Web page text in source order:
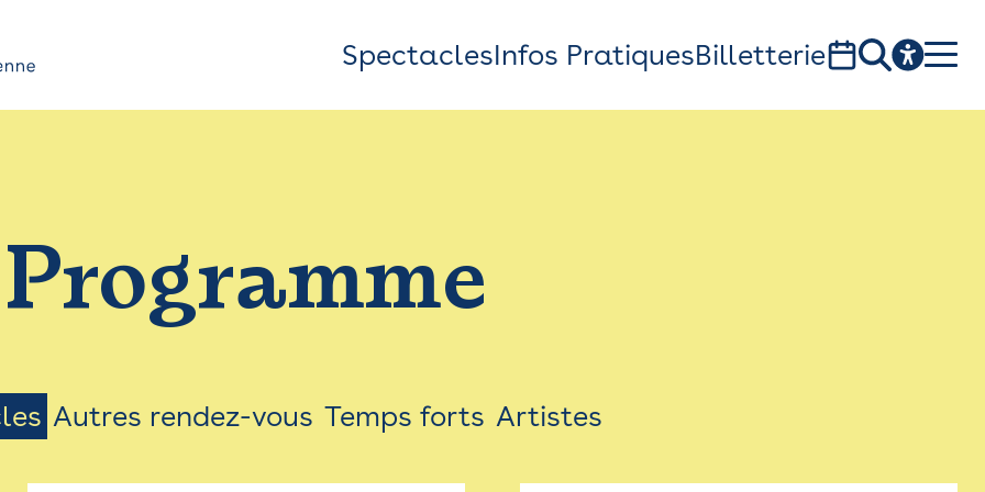
Top
Bar
Menu
SpectaclesInfos PratiquesBilletterie
1, av. du Chateau d'eau - 31300 Toulouse
Programme
Autres rendez-vous Temps forts Artistes